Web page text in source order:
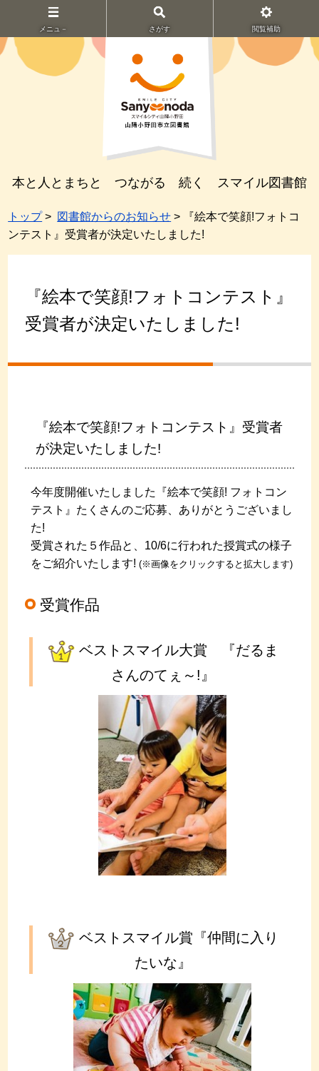
メニュ－ さがす 閲覧補助
本と人とまちと つながる 続く スマイル図書館
トップ> 図書館からのお知らせ > 『絵本で笑顔!フォトコ
ンテスト』受賞者が決定いたしました!
『絵本で笑顔!フォトコンテスト』
受賞者が決定いたしました!
『絵本で笑顔!フォトコンテスト』受賞者
が決定いたしました!
今年度開催いたしました『絵本で笑顔! フォトコン
テスト』たくさんのご応募、ありがとうございまし
た!
受賞された５作品と、10/6に行われた授賞式の様子
をご紹介いたします! (※画像をクリックすると拡大します)
受賞作品
ベストスマイル大賞 『だるま
さんのてぇ～!』
ベストスマイル賞『仲間に入り
たいな』